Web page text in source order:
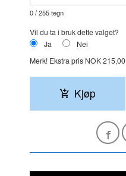
0/ 255 tegn
Vil du ta i bruk dette valget?
Ja
Nei
Merk! Ekstra pris NOK 215,00
Kjøp